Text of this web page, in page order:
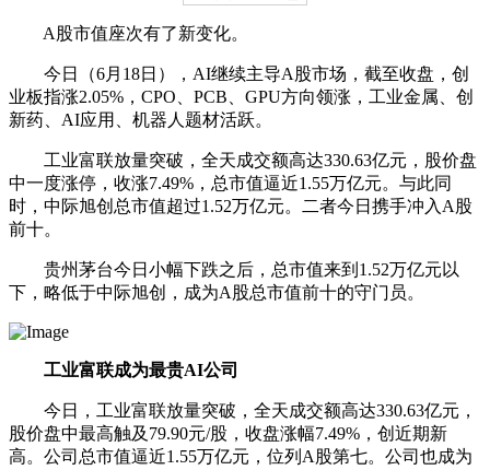
A股市值座次有了新变化。
今日（6月18日），AI继续主导A股市场，截至收盘，创
业板指涨2.05%，CPO、 PCB 、GPU方向领涨， 工业金属
创
新药
AI应用 机器人 题材活跃。
工业富联放量突破，全天成交额高达330.63亿元，股价盘
中一度涨停，收涨7.49%，总市值逼近1.55万亿元。与此同
时， 中际旭创 总市值超过1.52万亿元。二者今日携手冲入A股
前十。
贵州茅台今日小幅下跌之后，总市值来到1.52万亿元以
下，略低于中际旭创 ，成为A股总市值前十的守门员。
工业富联成为最贵AI公司
今日， 工业富联放量突破，全天成交额高达330.63亿元，
股价盘中最高触及79.90元/股，收盘涨幅7.49%，创 近期新
高。公司总市值逼近1.55万亿元，位列A股第七。公司也成为